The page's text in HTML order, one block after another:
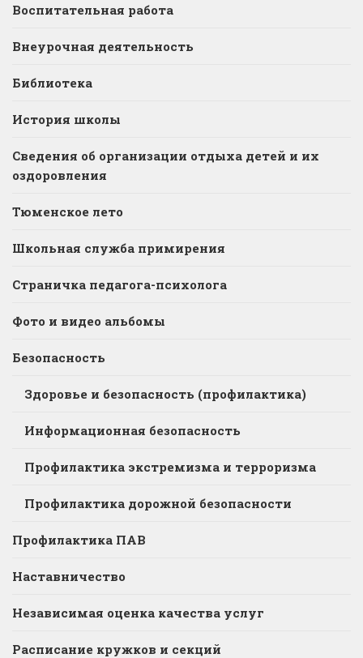
Воспитательная работа
Внеурочная деятельность
Библиотека
История школы
Сведения об организации отдыха детей и их
оздоровления
Тюменское лето
Школьная служба примирения
Страничка педагога-психолога
Фото и видео альбомы
Безопасность
Здоровье и безопасность (профилактика)
Информационная безопасность
Профилактика экстремизма и терроризма
Профилактика дорожной безопасности
Профилактика ПАВ
Наставничество
Независимая оценка качества услуг
Расписание кружков и секций